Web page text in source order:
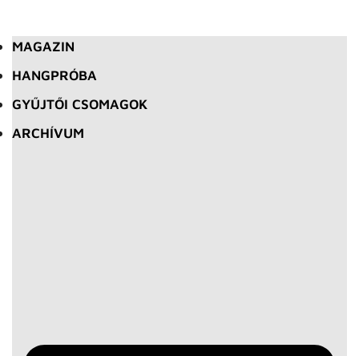
MAGAZIN
HANGPRÓBA
GYŰJTŐI CSOMAGOK
ARCHÍVUM